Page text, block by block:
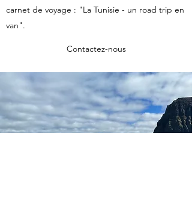
carnet de voyage : "La Tunisie - un road trip en
van".
Contactez-nous